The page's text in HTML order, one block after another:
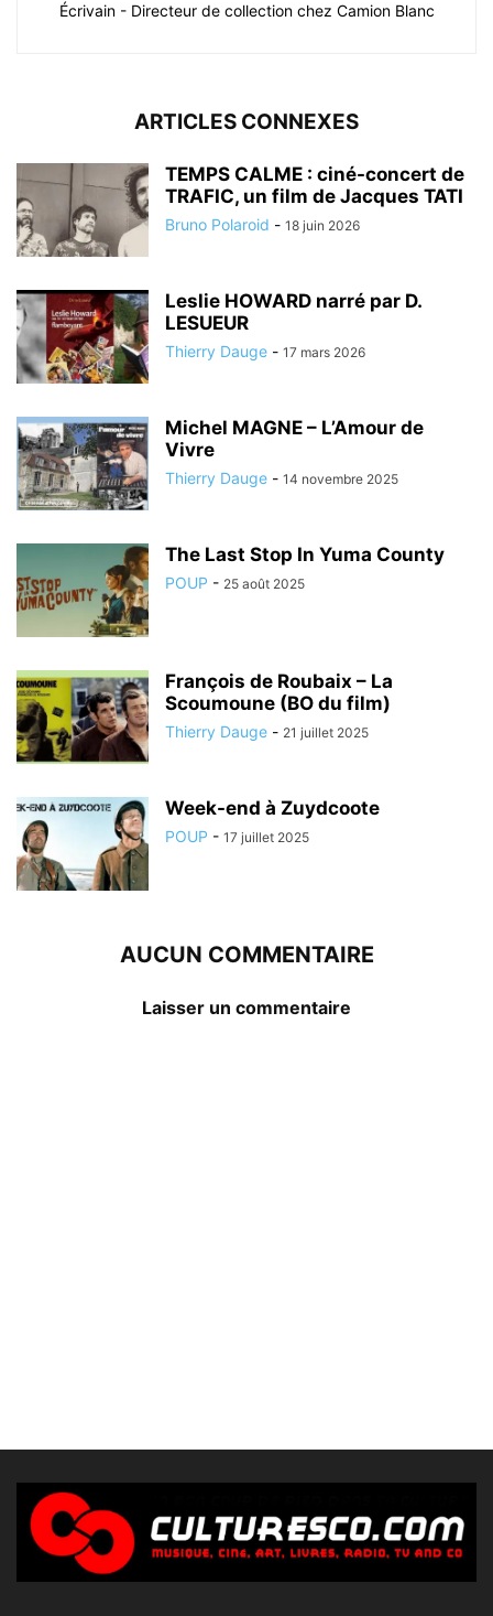
Écrivain - Directeur de collection chez Camion Blanc
ARTICLES CONNEXES
TEMPS CALME : ciné-concert de
TRAFIC, un film de Jacques TATI
Bruno Polaroid - 18 juin 2026
Leslie HOWARD narré par D.
LESUEUR
Thierry Dauge - 17 mars 2026
Michel MAGNE – L’Amour de
Vivre
Thierry Dauge - 14 novembre 2025
The Last Stop In Yuma County
POUP - 25 août 2025
François de Roubaix – La
Scoumoune (BO du film)
Thierry Dauge - 21 juillet 2025
Week-end à Zuydcoote
POUP - 17 juillet 2025
AUCUN COMMENTAIRE
Laisser un commentaire